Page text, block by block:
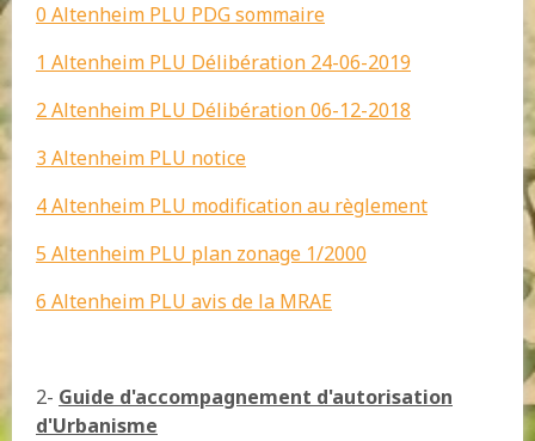
0 Altenheim PLU PDG sommaire
1 Altenheim PLU Délibération 24-06-2019
2 Altenheim PLU Délibération 06-12-2018
3 Altenheim PLU notice
4 Altenheim PLU modification au règlement
5 Altenheim PLU plan zonage 1/2000
6 Altenheim PLU avis de la MRAE
2- Guide d'accompagnement d'autorisation
d'Urbanisme